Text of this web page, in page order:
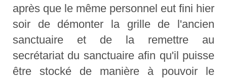
après que le même personnel eut fini hier
soir de démonter la grille de l'ancien
sanctuaire et de la remettre au
secrétariat du sanctuaire afin qu'il puisse
être stocké de manière à pouvoir le